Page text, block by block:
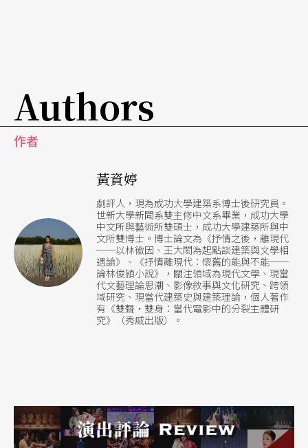
Authors
作者
黃資婷
劇評人，現為成功大學建築系博士後研究員。
世新大學新聞系雙主修中文系畢業，成功大學
中文所與藝術所雙碩士，成功大學建築所與中
文所雙博士。博士論文為《抒情之後，離現代
──以林徽因、王大閎為起點談建築與文學相
遇論》、《抒情離現代：懷舊的能與不能──
論林俊頴小說》，關注領域為現代文學、現當
代文藝理論思潮、影像敘事與文化研究、跨領
域研究、現當代建築史與建築理論，個人著作
有《雙聲‧雙身：當代電影中的分裂主體研
究》（秀威出版）。